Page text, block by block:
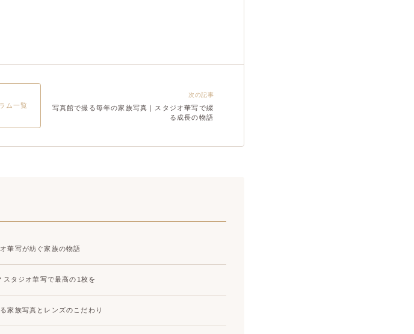
ム一覧
次の記事
写真館で撮る毎年の家族写真｜スタジオ華写で綴
る成長の物語
華写が紡ぐ家族の物語
タジオ華写で最高の1枚を
家族写真とレンズのこだわり